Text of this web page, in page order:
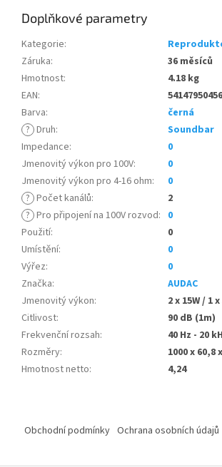
Doplňkové parametry
Kategorie:
Záruka:
36 měsíců
Hmotnost:
4.18 kg
EAN:
Barva:
černá
? Druh:
Soundbar
Impedance:
0
Jmenovitý výkon pro 100V:
0
Jmenovitý výkon pro 4-16 ohm:
0
? Počet kanálů:
2
? Pro připojení na 100V rozvod: 0
Použití:
0
Umístění:
0
Výřez:
0
Značka:
AUDAC
Jmenovitý výkon:
2 x 15W / 1 x
Citlivost:
90 dB (1m)
Frekvenční rozsah:
40 Hz - 20
Rozměry:
1000 x 60,8
Hmotnost netto: 4,24
Obchodní podmínky Ochrana osobních údajů